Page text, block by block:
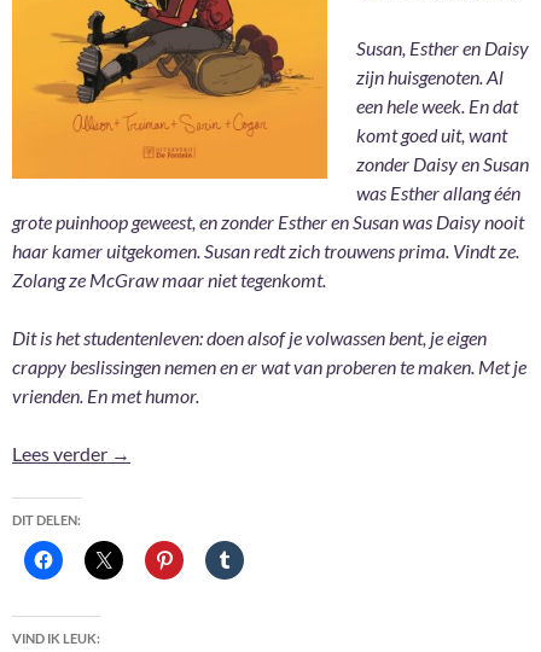
Susan, Esther en Daisy
zijn huisgenoten. Al
een hele week. En dat
komt goed uit, want
zonder Daisy en Susan
was Esther allang één
grote puinhoop geweest, en zonder Esther en Susan was Daisy nooit
haar kamer uitgekomen. Susan redt zich trouwens prima. Vindt ze.
Zolang ze McGraw maar niet tegenkomt.
Dit is het studentenleven: doen alsof je volwassen bent, je eigen
crappy beslissingen nemen en er wat van proberen te maken. Met je
vrienden. En met humor.
Lees verder Nieuwe vrienden – Allison + Treiman + Sarin + Cogar
→
DIT DELEN:
VIND IK LEUK: